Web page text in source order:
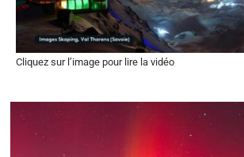
Cliquez sur l’image pour lire la vidéo